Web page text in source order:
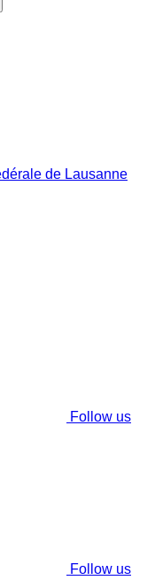
Follow us
Follow us